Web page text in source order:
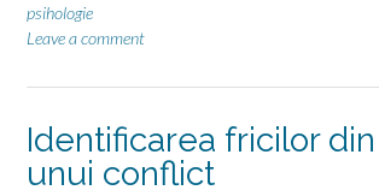
psihologie
Leave a comment
Identificarea fricilor
unui conflict